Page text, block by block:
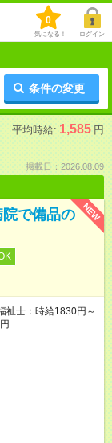
0
気になる！ ログイン
条件の変更
平均時給: 1,585 円
掲載日：2026.08.09
NEW
院で備品の
祉士：時給1830円～